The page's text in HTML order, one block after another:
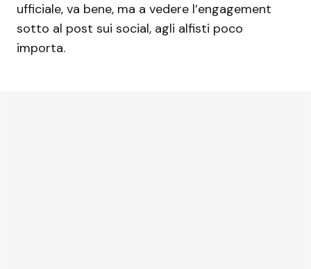
ufficiale, va bene, ma a vedere l’engagement
sotto al post sui social, agli alfisti poco
importa.